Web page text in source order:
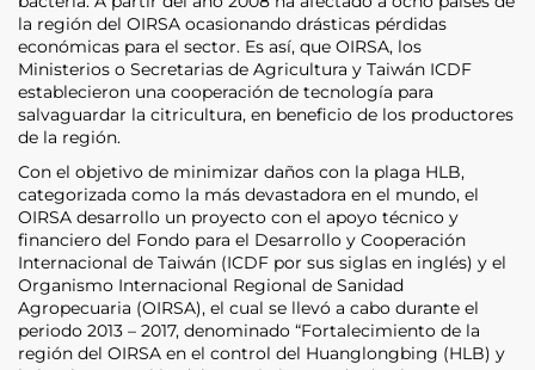
la región del OIRSA ocasionando drásticas pérdidas
económicas para el sector. Es así, que OIRSA, los
Ministerios o Secretarias de Agricultura y Taiwán ICDF
establecieron una cooperación de tecnología para
salvaguardar la citricultura, en beneficio de los productores
de la región.
Con el objetivo de minimizar daños con la plaga HLB,
categorizada como la más devastadora en el mundo, el
OIRSA desarrollo un proyecto con el apoyo técnico y
financiero del Fondo para el Desarrollo y Cooperación
Internacional de Taiwán (ICDF por sus siglas en inglés) y el
Organismo Internacional Regional de Sanidad
Agropecuaria (OIRSA), el cual se llevó a cabo durante el
periodo 2013 – 2017, denominado “Fortalecimiento de la
región del OIRSA en el control del Huanglongbing (HLB) y